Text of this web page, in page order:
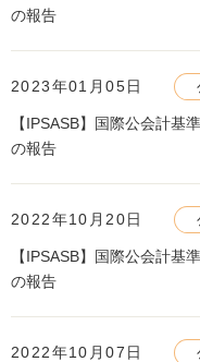
の報告
2023年01月05日
【IPSASB】国際公会計基
の報告
2022年10月20日
【IPSASB】国際公会計基
の報告
2022年10月07日